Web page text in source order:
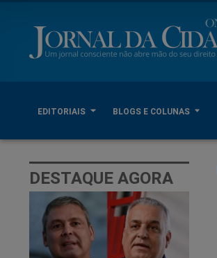
EDITORIAIS BLOGS E COLUNAS
DESTAQUE AGORA